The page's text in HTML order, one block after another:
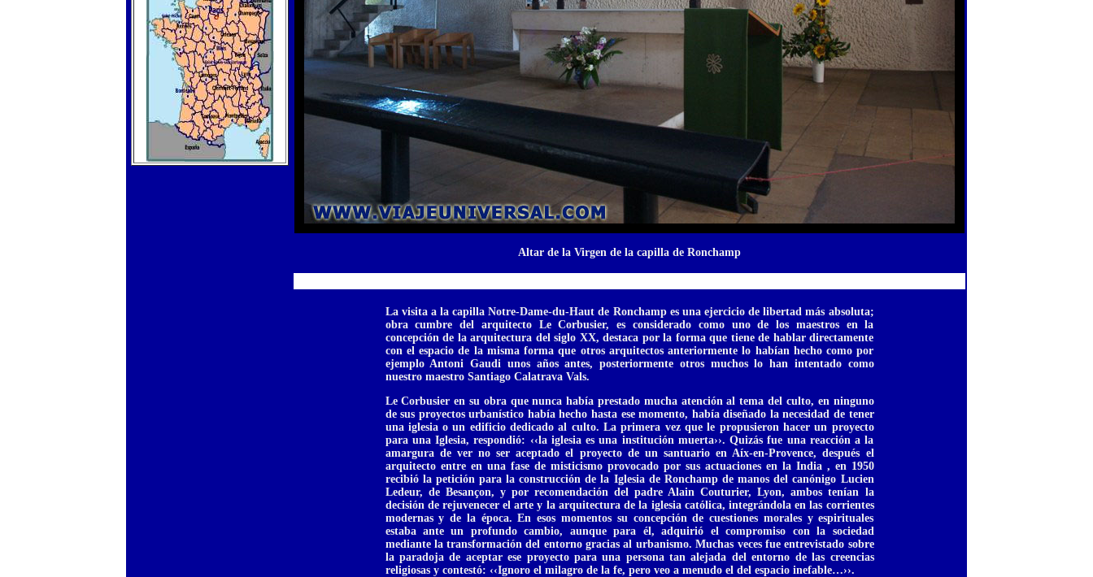
Altar de la Virgen de la capilla de Ronchamp
La visita a la capilla Notre-Dame-du-Haut de Ronchamp es una ejercicio de libertad más absoluta;
obra cumbre del arquitecto Le Corbusier, es considerado como uno de los maestros en la
concepción de la arquitectura del siglo XX, destaca por la forma que tiene de hablar directamente
con el espacio de la misma forma que otros arquitectos anteriormente lo habían hecho como por
ejemplo Antoni Gaudi unos años antes, posteriormente otros muchos lo han intentado como
nuestro maestro Santiago Calatrava Vals.
Le Corbusier en su obra que nunca había prestado mucha atención al tema del culto, en ninguno
de sus proyectos urbanístico había hecho hasta ese momento, había diseñado la necesidad de tener
una iglesia o un edificio dedicado al culto. La primera vez que le propusieron hacer un proyecto
para una Iglesia, respondió: ‹‹la iglesia es una institución muerta››. Quizás fue una reacción a la
amargura de ver no ser aceptado el proyecto de un santuario en Aíx-en-Provence, después el
arquitecto entre en una fase de misticismo provocado por sus actuaciones en la India , en 1950
recibió la petición para la construcción de la Iglesia de Ronchamp de manos del canónigo Lucien
Ledeur, de Besançon, y por recomendación del padre Alain Couturier, Lyon, ambos tenían la
decisión de rejuvenecer el arte y la arquitectura de la iglesia católica, integrándola en las corrientes
modernas y de la época. En esos momentos su concepción de cuestiones morales y espirituales
estaba ante un profundo cambio, aunque para él, adquirió el compromiso con la sociedad
mediante la transformación del entorno gracias al urbanismo. Muchas veces fue entrevistado sobre
la paradoja de aceptar ese proyecto para una persona tan alejada del entorno de las creencias
religiosas y contestó: ‹‹Ignoro el milagro de la fe, pero veo a menudo el del espacio inefable…››.